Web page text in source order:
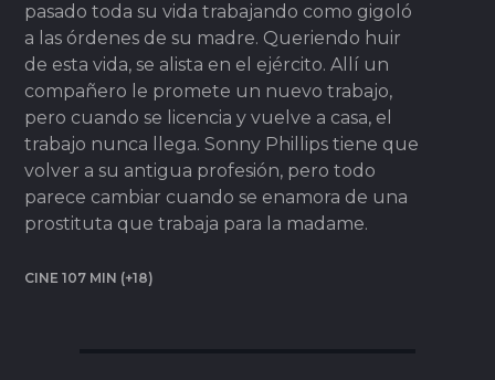
pasado toda su vida trabajando como gigoló
a las órdenes de su madre. Queriendo huir
de esta vida, se alista en el ejército. Allí un
compañero le promete un nuevo trabajo,
pero cuando se licencia y vuelve a casa, el
trabajo nunca llega. Sonny Phillips tiene que
volver a su antigua profesión, pero todo
parece cambiar cuando se enamora de una
prostituta que trabaja para la madame.
CINE 107 MIN (+18)